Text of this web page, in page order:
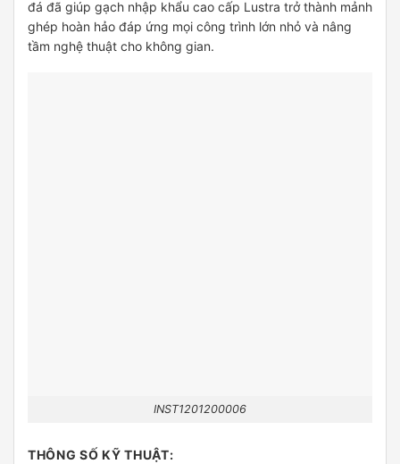
đá đã giúp gạch nhập khẩu cao cấp Lustra trở thành mảnh
ghép hoàn hảo đáp ứng mọi công trình lớn nhỏ và nâng
tầm nghệ thuật cho không gian.
INST1201200006
THÔNG SỐ KỸ THUẬT: